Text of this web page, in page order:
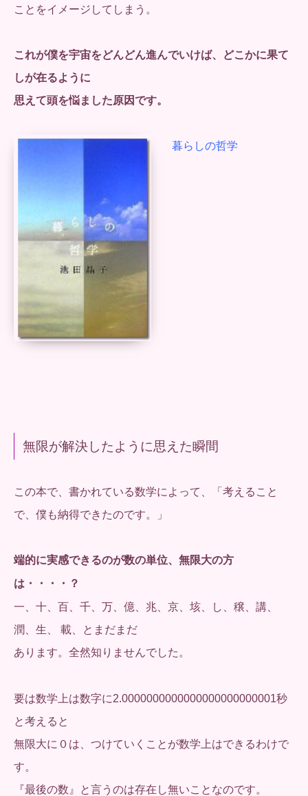
ことをイメージしてしまう。
これが僕を宇宙をどんどん進んでいけば、どこかに果て
しが在るように
思えて頭を悩ました原因です。
暮らしの哲学
無限が解決したように思えた瞬間
この本で、書かれている数学によって、「考えること
で、僕も納得できたのです。」
端的に実感できるのが数の単位、無限大の方
は・・・・？
一、十、百、千、万、億、兆、京、垓、し、穣、講、
潤、生、 載、とまだまだ
あります。全然知りませんでした。
要は数学上は数字に2.0000000000000000000000001秒
と考えると
無限大に０は、つけていくことが数学上はできるわけで
す。
『最後の数』と言うのは存在し無いことなのです。